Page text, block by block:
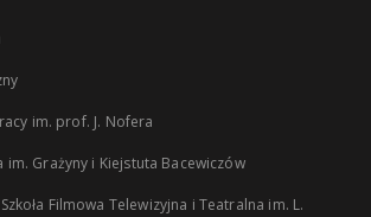
im. prof. J. Nofera
im. Grażyny i Kiejstuta Bacewiczów
Filmowa Telewizyjna i Teatralna im. L.